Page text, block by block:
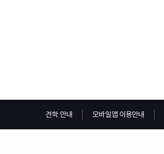
견학 안내 모바일앱 이용안내